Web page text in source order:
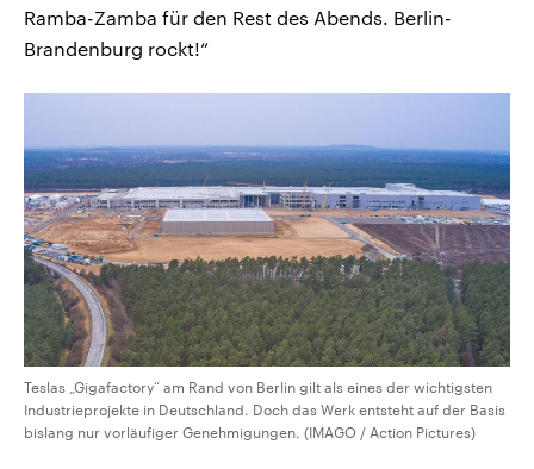
Ramba-Zamba für den Rest des Abends. Berlin-
Brandenburg rockt!“
Teslas „Gigafactory“ am Rand von Berlin gilt als eines der wichtigsten
Industrieprojekte in Deutschland. Doch das Werk entsteht auf der Basis
bislang nur vorläufiger Genehmigungen. (IMAGO / Action Pictures)